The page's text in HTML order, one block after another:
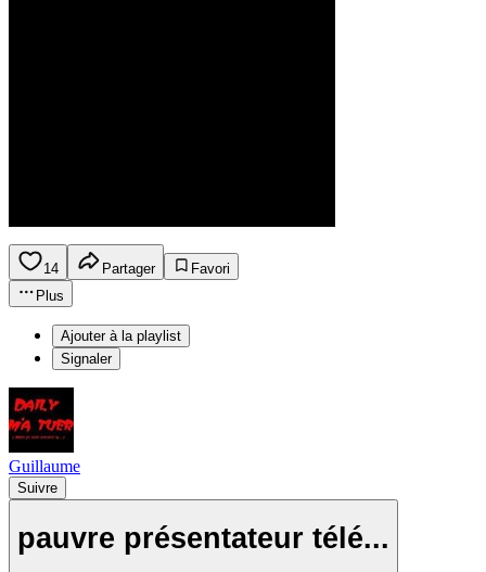
14 Partager
Favori
Plus
Ajouter à la playlist
Signaler
Guillaume
Suivre
pauvre présentateur télé...